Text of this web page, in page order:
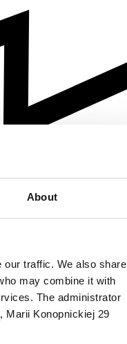
About
our traffic. We also share
may combine it with
The administrator
Marii Konopnickiej 29